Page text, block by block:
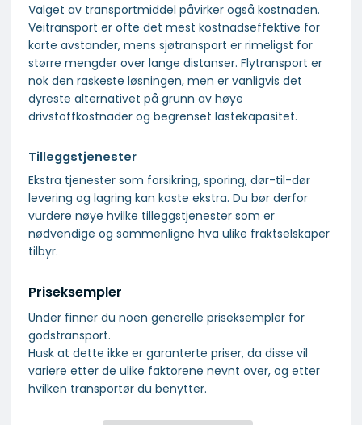
Valget av transportmiddel påvirker også kostnaden.
Veitransport er ofte det mest kostnadseffektive for
korte avstander, mens sjøtransport er rimeligst for
større mengder over lange distanser. Flytransport er
nok den raskeste løsningen, men er vanligvis det
dyreste alternativet på grunn av høye
drivstoffkostnader og begrenset lastekapasitet.
Tilleggstjenester
Ekstra tjenester som forsikring, sporing, dør-til-dør
levering og lagring kan koste ekstra. Du bør derfor
vurdere nøye hvilke tilleggstjenester som er
nødvendige og sammenligne hva ulike fraktselskaper
tilbyr.
Priseksempler
Under finner du noen generelle priseksempler for
godstransport.
Husk at dette ikke er garanterte priser, da disse vil
variere etter de ulike faktorene nevnt over, og etter
hvilken transportør du benytter.